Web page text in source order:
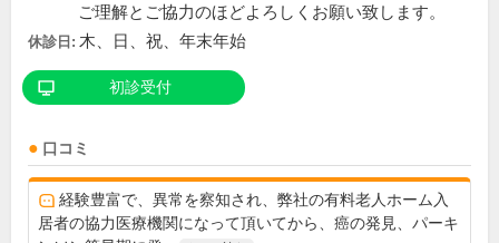
ご理解とご協力のほどよろしくお願い致します。
休診日: 木、日、祝、年末年始
初診受付
口コミ
経験豊富で、異常を察知され、弊社の有料老人ホーム入
居者の協力医療機関になって頂いてから、癌の発見、パーキ